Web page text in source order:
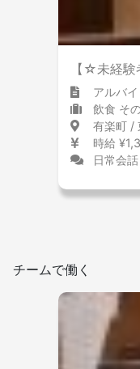
【☆未経
アルバイ
飲食 そ
有楽町 /
時給
日常会
チームで働く